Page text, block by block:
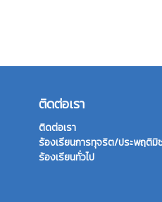
ติดต่อเรา
ติดต่อเรา
ร้องเรียนการทุจริต/ประพฤติมิ
ร้องเรียนทั่วไป